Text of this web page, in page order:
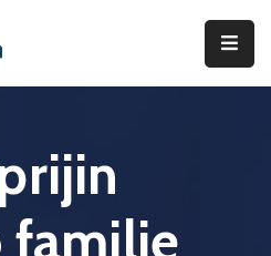
familie